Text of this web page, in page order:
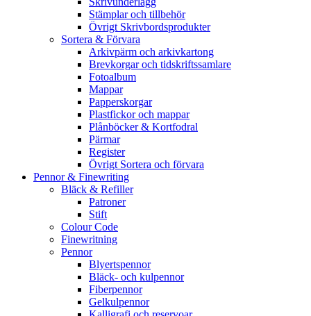
Stämplar och tillbehör
Övrigt Skrivbordsprodukter
Sortera & Förvara
Arkivpärm och arkivkartong
Brevkorgar och tidskriftssamlare
Fotoalbum
Mappar
Papperskorgar
Plastfickor och mappar
Plånböcker & Kortfodral
Pärmar
Register
Övrigt Sortera och förvara
Pennor & Finewriting
Bläck & Refiller
Patroner
Stift
Colour Code
Finewritning
Pennor
Blyertspennor
Bläck- och kulpennor
Fiberpennor
Gelkulpennor